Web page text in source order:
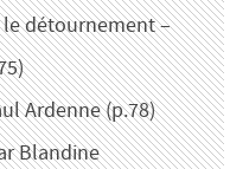
le détournement –
Ardenne (p.78)
Blandine